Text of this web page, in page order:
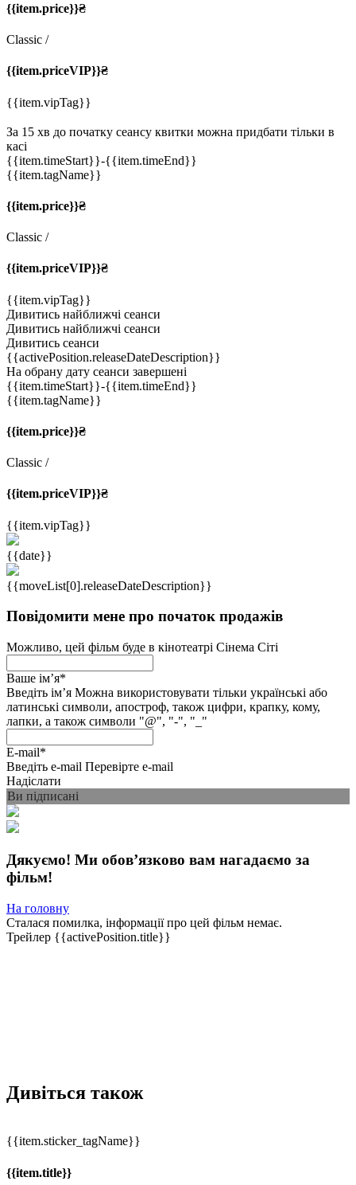
{{item.price}}₴
Classic /
{{item.priceVIP}}₴
{{item.vipTag}}
За 15 хв до початку сеансу квитки можна придбати тільки в
касі
{{item.timeStart}}-{{item.timeEnd}}
{{item.tagName}}
{{item.price}}₴
Classic /
{{item.priceVIP}}₴
{{item.vipTag}}
Дивитись найближчі сеанси
Дивитись найближчі сеанси
Дивитись сеанси
{{activePosition.releaseDateDescription}}
На обрану дату сеанси завершені
{{item.timeStart}}-{{item.timeEnd}}
{{item.tagName}}
{{item.price}}₴
Classic /
{{item.priceVIP}}₴
{{item.vipTag}}
{{date}}
{{moveList[0].releaseDateDescription}}
Повідомити мене про початок продажів
Можливо, цей фільм буде в кінотеатрі Сінема Сіті
Ваше імʼя*
Введіть імʼя Можна використовувати тільки українські або
латинські символи, апостроф, також цифри, крапку, кому,
лапки, а також символи "@", "-", "_"
E-mail*
Введіть e-mail Перевірте e-mail
Надіслати
Ви підписані
Дякуємо! Ми обовʼязково вам нагадаємо за
фільм!
На головну
Сталася помилка, інформації про цей фільм немає.
Трейлер {{activePosition.title}}
Дивіться також
{{item.sticker_tagName}}
{{item.title}}